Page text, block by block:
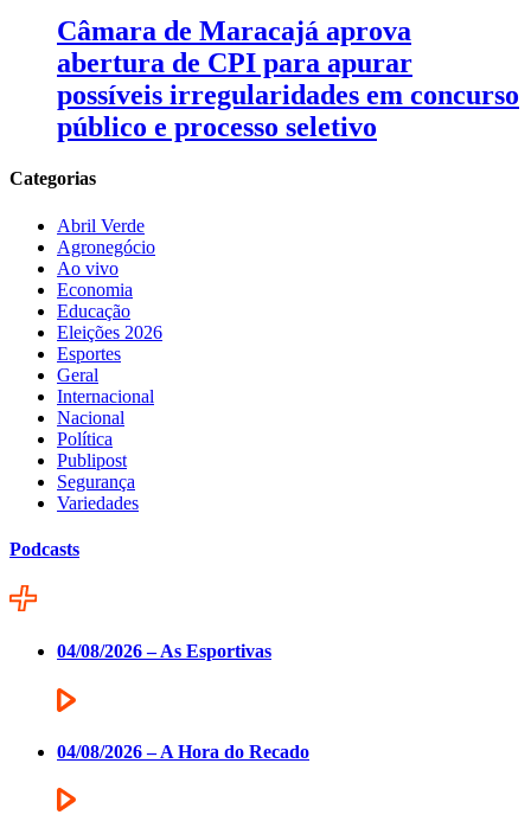
Câmara de Maracajá aprova
abertura de CPI para apurar
possíveis irregularidades em concurso
público e processo seletivo
Categorias
Abril Verde
Agronegócio
Ao vivo
Economia
Educação
Eleições 2026
Esportes
Geral
Internacional
Nacional
Política
Publipost
Segurança
Variedades
Podcasts
04/08/2026 – As Esportivas
04/08/2026 – A Hora do Recado